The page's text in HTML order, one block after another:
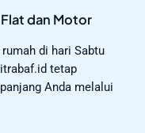
dan Motor
di hari Sabtu
tetap
Anda melalui